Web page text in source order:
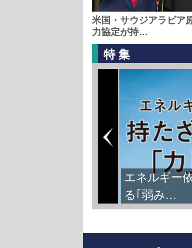
米国・サウジアラビア
力協定が持…
特集
FIFAワール